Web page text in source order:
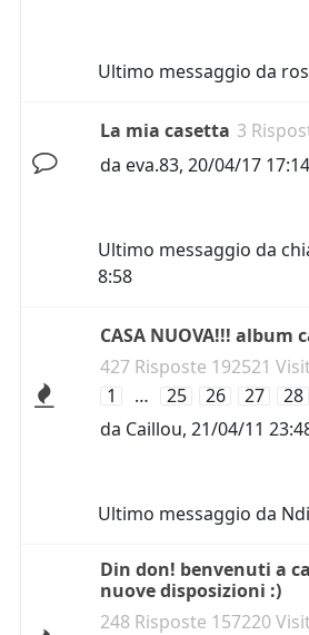
Ultimo messaggio da
La mia casetta 3
da eva.83, 20/04/17 17:14
Ultimo messaggio da
8:58
CASA NUOVA!!! album
427 Risposte 192521
1
… 25 26 27 28
da Caillou, 21/04/11
Ultimo messaggio da
Din don! benvenuti a
nuove disposizioni :)
248 Risposte 157220